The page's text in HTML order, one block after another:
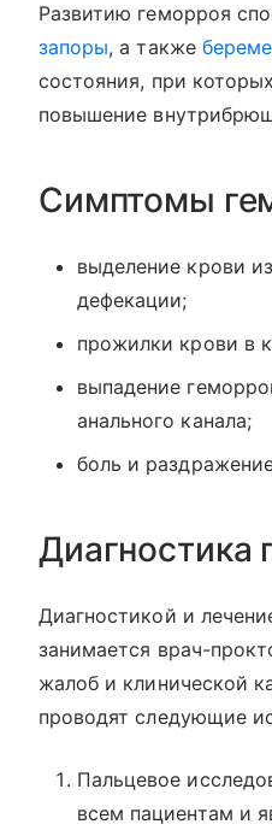
Развитию геморроя
запоры, а также
состояния, при
повышение
Симптомы
выделение крови
дефекации;
прожилки крови в
выпадение
анального канала;
боль и
Диагностика
Диагностикой и
занимается врач-
жалоб и клинической
проводят следующие
Пальцевое
всем пациентам и